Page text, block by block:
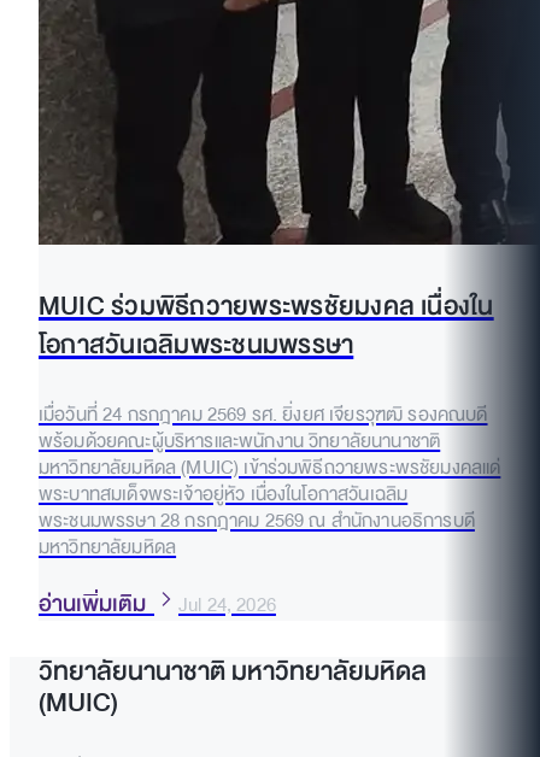
MUIC ร่วมพิธีถวายพระพรชัยมงคล เนื่องใน
โอกาสวันเฉลิมพระชนมพรรษา
เมื่อวันที่ 24 กรกฎาคม 2569 รศ. ยิ่งยศ เจียรวุฑฒิ รองคณบดี
พร้อมด้วยคณะผู้บริหารและพนักงาน วิทยาลัยนานาชาติ
มหาวิทยาลัยมหิดล (MUIC) เข้าร่วมพิธีถวายพระพรชัยมงคลแด่
พระบาทสมเด็จพระเจ้าอยู่หัว เนื่องในโอกาสวันเฉลิม
พระชนมพรรษา 28 กรกฎาคม 2569 ณ สำนักงานอธิการบดี
มหาวิทยาลัยมหิดล
อ่านเพิ่มเติม Jul 24, 2026
วิทยาลัยนานาชาติ มหาวิทยาลัยมหิดล
(MUIC)